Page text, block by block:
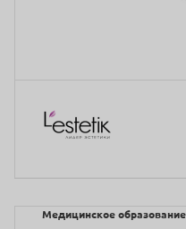
Медицинское